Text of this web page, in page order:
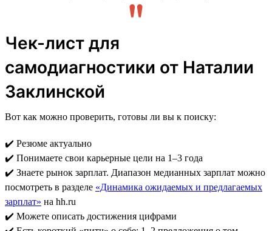
Чек-лист для
самодиагностики от Наталии
Заклинской
Вот как можно проверить, готовы ли вы к поиску:
✔️ Резюме актуально
✔️ Понимаете свои карьерные цели на 1–3 года
✔️ Знаете рынок зарплат. Диапазон медианных зарплат можно
посмотреть в разделе «Динамика ожидаемых и предлагаемых
зарплат» на hh.ru
✔️ Можете описать достижения цифрами